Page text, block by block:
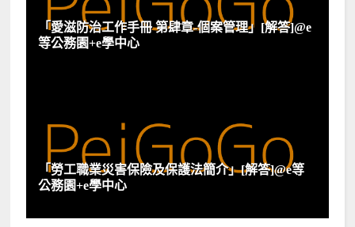
「愛滋防治工作手冊 第肆章-個案管理」[解答]@e
等公務園+e學中心
「勞工職業災害保險及保護法簡介」[解答]@e等
公務園+e學中心